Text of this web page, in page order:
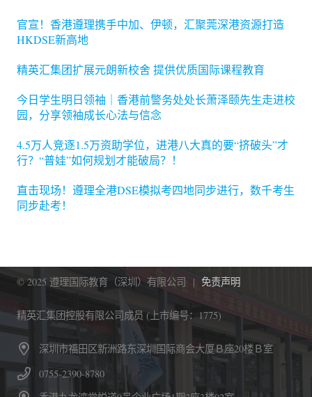
官宣！香港遵理携手中加、伊顿，汇聚莞深港资源打造
HKDSE新高地
精英汇集团扩展元朗新校舍 提供优质国际课程教育
今日学生明日领袖｜香港前警务处处长萧泽颐先生走进校
园，分享领袖成长心法与信念
4.5万人竞逐1.5万资助学位，进港八大真的要“挤破头”才
行？“普娃”如何规划才能破局？！
直击现场！遵理全港DSE模拟考四地同步进行，数千考生
同步赴考！
© 2025 遵理国际教育（深圳）有限公司 | 免责声明
精英汇集团控股有限公司成员 (上市编号：1775)
深圳市福田区新洲路东深圳国际商会大厦Ｂ座20楼Ｂ室
0755-2390-8780